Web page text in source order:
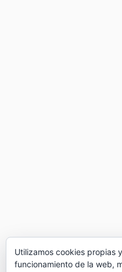
Utilizamos cookies propias
funcionamiento de la web,